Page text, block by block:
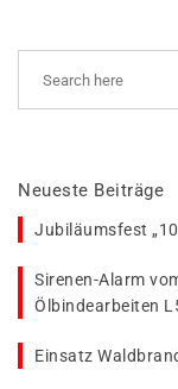
Neueste Beiträge
Jubiläumsfest
Sirenen-Alarm
Ölbindearbeiten
Einsatz